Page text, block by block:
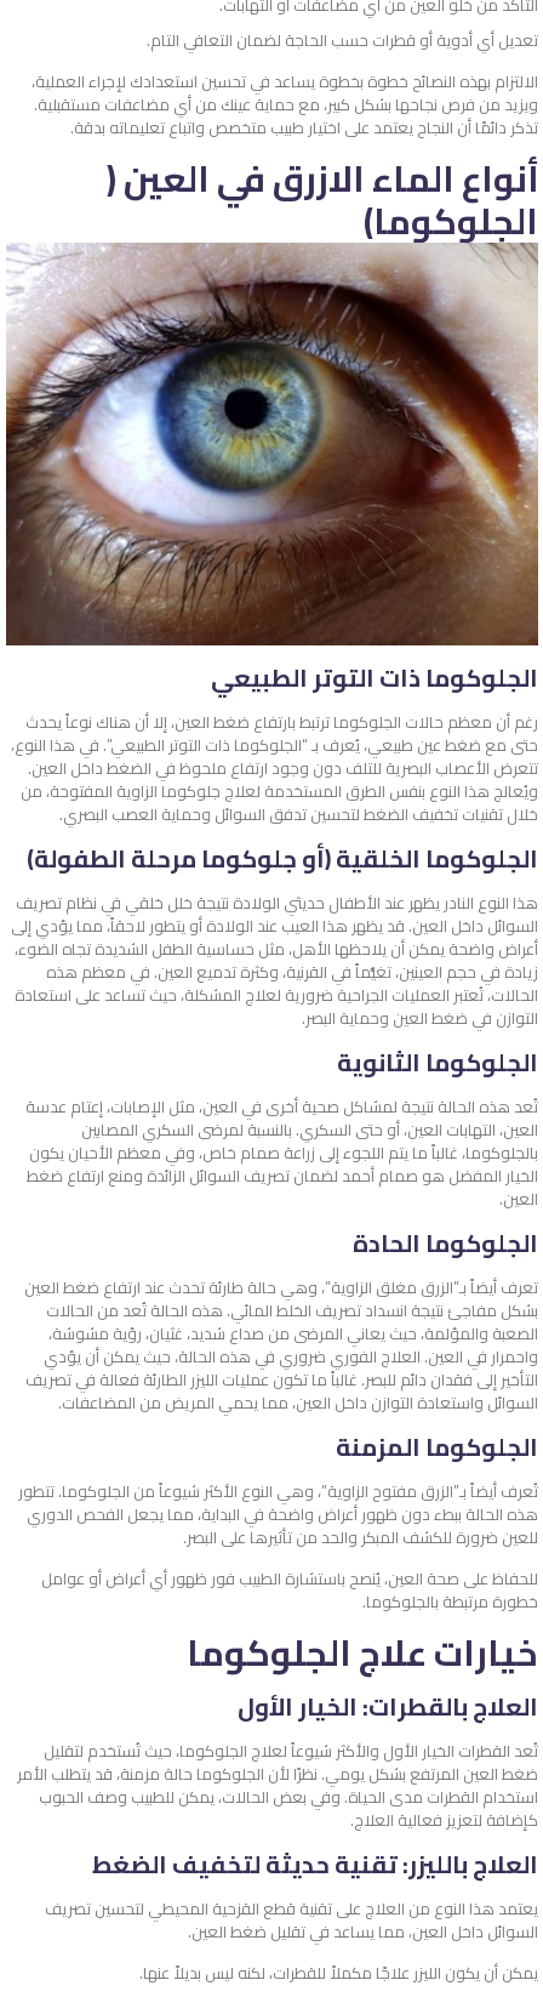
تعديل أي أدوية أو قطرات حسب الحاجة لضمان التعافي التام.
الالتزام بهذه النصائح خطوة بخطوة يساعد في تحسين استعدادك لإجراء العملية،
ويزيد من فرص نجاحها بشكل كبير، مع حماية عينك من أي مضاعفات مستقبلية.
تذكر دائمًا أن النجاح يعتمد على اختيار طبيب متخصص واتباع تعليماته بدقة.
أنواع الماء الازرق في العين (
الجلوكوما)
الجلوكوما ذات التوتر الطبيعي
رغم أن معظم حالات الجلوكوما ترتبط بارتفاع ضغط العين، إلا أن هناك نوعاً يحدث
حتى مع ضغط عين طبيعي، يُعرف بـ “الجلوكوما ذات التوتر الطبيعي”. في هذا النوع،
تتعرض الأعصاب البصرية للتلف دون وجود ارتفاع ملحوظ في الضغط داخل العين.
ويُعالج هذا النوع بنفس الطرق المستخدمة لعلاج جلوكوما الزاوية المفتوحة، من
خلال تقنيات تخفيف الضغط لتحسين تدفق السوائل وحماية العصب البصري.
الجلوكوما الخلقية (أو جلوكوما مرحلة الطفولة)
هذا النوع النادر يظهر عند الأطفال حديثي الولادة نتيجة خلل خلقي في نظام تصريف
السوائل داخل العين. قد يظهر هذا العيب عند الولادة أو يتطور لاحقاً، مما يؤدي إلى
أعراض واضحة يمكن أن يلاحظها الأهل، مثل حساسية الطفل الشديدة تجاه الضوء،
زيادة في حجم العينين، تغيُّماً في القرنية، وكثرة تدميع العين. في معظم هذه
الحالات، تُعتبر العمليات الجراحية ضرورية لعلاج المشكلة، حيث تساعد على استعادة
التوازن في ضغط العين وحماية البصر.
الجلوكوما الثانوية
تُعد هذه الحالة نتيجة لمشاكل صحية أخرى في العين، مثل الإصابات، إعتام عدسة
العين، التهابات العين، أو حتى السكري. بالنسبة لمرضى السكري المصابين
بالجلوكوما، غالباً ما يتم اللجوء إلى زراعة صمام خاص، وفي معظم الأحيان يكون
الخيار المفضل هو صمام أحمد لضمان تصريف السوائل الزائدة ومنع ارتفاع ضغط
العين.
الجلوكوما الحادة
تعرف أيضاً بـ”الزرق مغلق الزاوية”، وهي حالة طارئة تحدث عند ارتفاع ضغط العين
بشكل مفاجئ نتيجة انسداد تصريف الخلط المائي. هذه الحالة تُعد من الحالات
الصعبة والمؤلمة، حيث يعاني المرضى من صداع شديد، غثيان، رؤية مشوشة،
واحمرار في العين. العلاج الفوري ضروري في هذه الحالة، حيث يمكن أن يؤدي
التأخير إلى فقدان دائم للبصر. غالباً ما تكون عمليات الليزر الطارئة فعالة في تصريف
السوائل واستعادة التوازن داخل العين، مما يحمي المريض من المضاعفات.
الجلوكوما المزمنة
تُعرف أيضاً بـ”الزرق مفتوح الزاوية”، وهي النوع الأكثر شيوعاً من الجلوكوما. تتطور
هذه الحالة ببطء دون ظهور أعراض واضحة في البداية، مما يجعل الفحص الدوري
للعين ضرورة للكشف المبكر والحد من تأثيرها على البصر.
للحفاظ على صحة العين، يُنصح باستشارة الطبيب فور ظهور أي أعراض أو عوامل
خطورة مرتبطة بالجلوكوما.
خيارات علاج الجلوكوما
العلاج بالقطرات: الخيار الأول
تُعد القطرات الخيار الأول والأكثر شيوعاً لعلاج الجلوكوما، حيث تُستخدم لتقليل
ضغط العين المرتفع بشكل يومي. نظرًا لأن الجلوكوما حالة مزمنة، قد يتطلب الأمر
استخدام القطرات مدى الحياة. وفي بعض الحالات، يمكن للطبيب وصف الحبوب
كإضافة لتعزيز فعالية العلاج.
العلاج بالليزر: تقنية حديثة لتخفيف الضغط
يعتمد هذا النوع من العلاج على تقنية قطع القزحية المحيطي لتحسين تصريف
السوائل داخل العين، مما يساعد في تقليل ضغط العين.
يمكن أن يكون الليزر علاجًا مكملاً للقطرات، لكنه ليس بديلاً عنها.